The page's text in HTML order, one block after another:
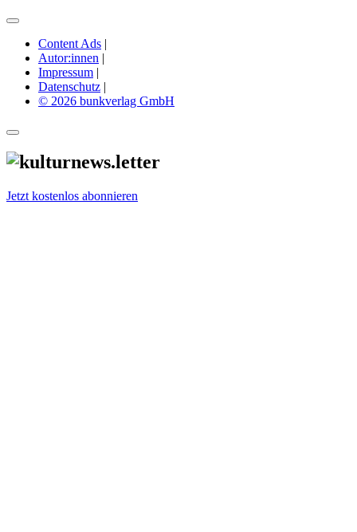
Content Ads |
Autor:innen |
Impressum |
Datenschutz |
© 2026 bunkverlag GmbH
Jetzt kostenlos abonnieren